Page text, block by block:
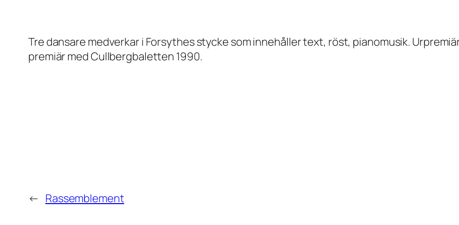
Tre dansare medverkar i Forsythes stycke som innehåller text, röst, pianomusik.
premiär med Cullbergbaletten 1990.
← Rassemblement